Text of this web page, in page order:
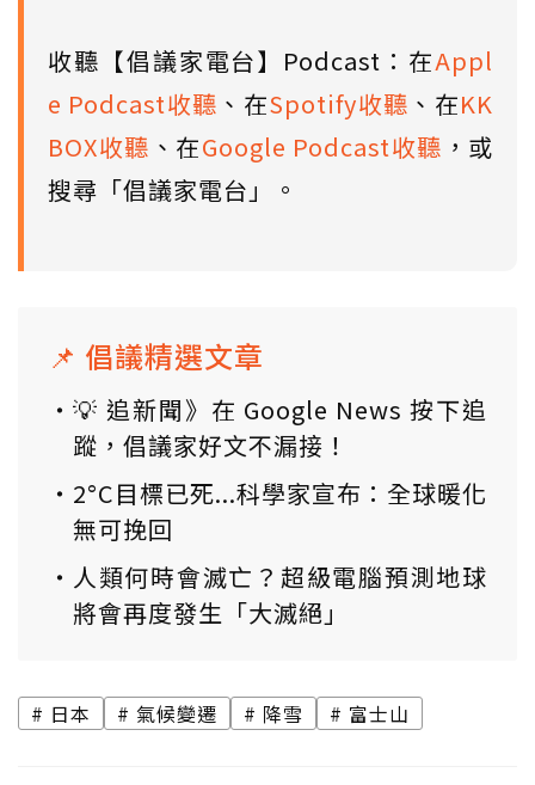
收聽【倡議家電台】Podcast：在Appl
e Podcast收聽 、在Spotify收聽 、在KK
BOX收聽 、在Google Podcast收聽 ，或
搜尋「倡議家電台」。
📌 倡議精選文章
💡 追新聞》在 Google News 按下追
蹤，倡議家好文不漏接！
2°C目標已死...科學家宣布：全球暖化
無可挽回
人類何時會滅亡？超級電腦預測地球
將會再度發生「大滅絕」
日本 氣候變遷 降雪 富士山